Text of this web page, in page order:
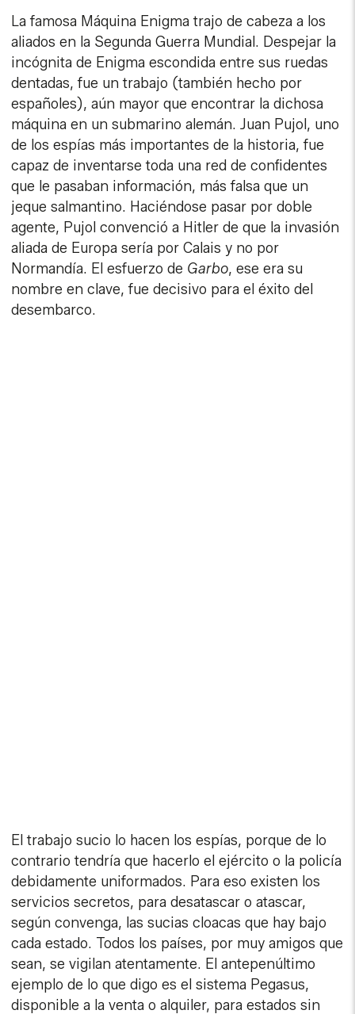
La famosa Máquina Enigma trajo de cabeza a los
aliados en la Segunda Guerra Mundial. Despejar la
incógnita de Enigma escondida entre sus ruedas
dentadas, fue un trabajo (también hecho por
españoles), aún mayor que encontrar la dichosa
máquina en un submarino alemán. Juan Pujol, uno
de los espías más importantes de la historia, fue
capaz de inventarse toda una red de confidentes
que le pasaban información, más falsa que un
jeque salmantino. Haciéndose pasar por doble
agente, Pujol convenció a Hitler de que la invasión
aliada de Europa sería por Calais y no por
Normandía. El esfuerzo de Garbo, ese era su
nombre en clave, fue decisivo para el éxito del
desembarco.
El trabajo sucio lo hacen los espías, porque de lo
contrario tendría que hacerlo el ejército o la policía
debidamente uniformados. Para eso existen los
servicios secretos, para desatascar o atascar,
según convenga, las sucias cloacas que hay bajo
cada estado. Todos los países, por muy amigos que
sean, se vigilan atentamente. El antepenúltimo
ejemplo de lo que digo es el sistema Pegasus,
disponible a la venta o alquiler, para estados sin